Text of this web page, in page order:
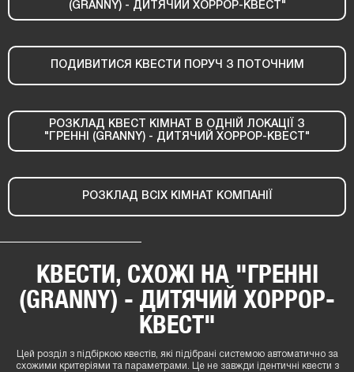
(GRANNY) - ДИТЯЧИЙ ХОРРОР-КВЕСТ"
ПОДИВИТИСЯ КВЕСТИ ПОРУЧ З ПОТОЧНИМ
РОЗКЛАД КВЕСТ КІМНАТ В ОДНІЙ ЛОКАЦІЇ З
"ГРЕННІ (GRANNY) - ДИТЯЧИЙ ХОРРОР-КВЕСТ"
РОЗКЛАД ВСІХ КІМНАТ КОМПАНІЇ
КВЕСТИ, СХОЖІ НА "ГРЕННІ
(GRANNY) - ДИТЯЧИЙ ХОРРОР-
КВЕСТ"
Цей розділ з підбіркою квестів, які підібрані системою автоматично за
схожими критеріями та параметрами. Це не завжди ідентичні квести з